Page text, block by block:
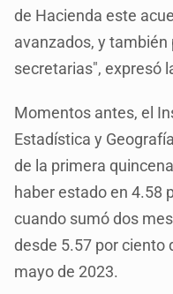
de Hacienda este
avanzados, y
secretarias", expresó
Momentos antes, el
Estadística y
de la primera
haber estado en 4.58
cuando sumó dos
desde 5.57 por ciento
mayo de 2023.